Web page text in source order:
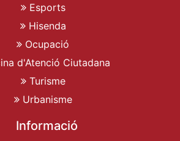
Esports
Hisenda
Ocupació
d'Atenció Ciutadana
Turisme
Urbanisme
Informació